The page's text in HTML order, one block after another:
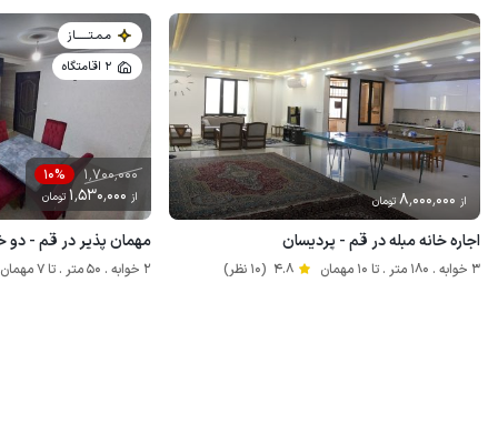
از 8٬000٬000 تومان
اجاره خانه مبله در قم - پردیسان
3 خوابه . 180 متر . تا 10 مهمان 4.8 (10 نظر)
مـمـتــــــاز
2 اقامتگاه
1٬700٬000 10%
از 1٬530٬000 تومان
مهمان پذیر در قم - دو
2 خوابه . 50 متر . تا 7 مهمان